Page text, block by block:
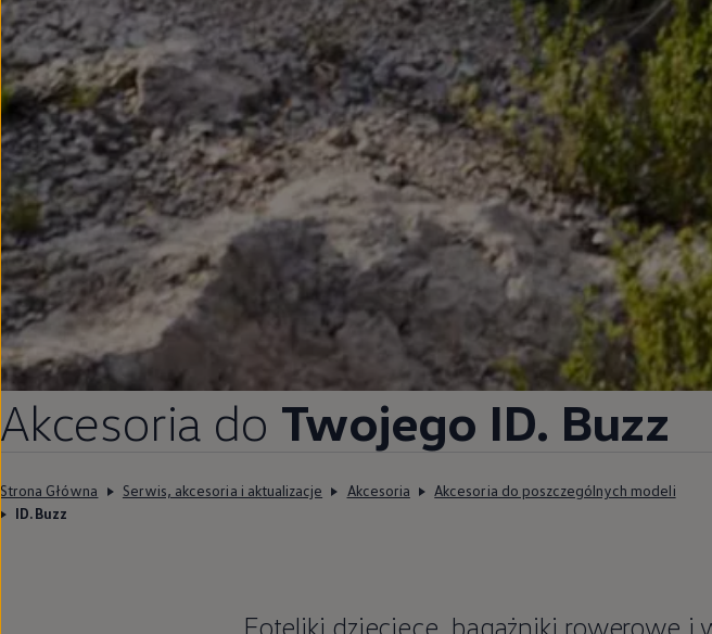
Akcesoria do Twojego ID. Buzz
Strona Główna Serwis, akcesoria i aktualizacje Akcesoria
Akcesoria do poszczególnych modeli
ID.Buzz
Foteliki dziecięce, bagażniki rowerowe i